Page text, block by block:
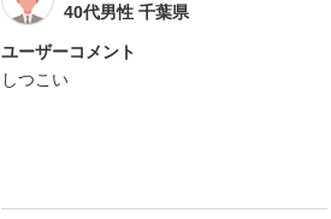
40代男性 千葉県
ユーザーコメント
しつこい